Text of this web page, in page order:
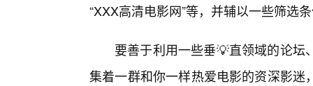
“XXX高清电影网”等，并辅以一些筛选
要善于利用一些垂💡直领域的论
集着一群和你一样热爱电影的资深影